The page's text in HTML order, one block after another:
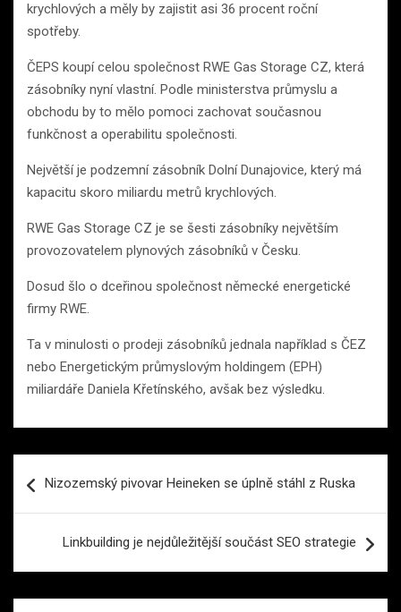
krychlových a měly by zajistit asi 36 procent roční
spotřeby.
ČEPS koupí celou společnost RWE Gas Storage CZ, která
zásobníky nyní vlastní. Podle ministerstva průmyslu a
obchodu by to mělo pomoci zachovat současnou
funkčnost a operabilitu společnosti.
Největší je podzemní zásobník Dolní Dunajovice, který má
kapacitu skoro miliardu metrů krychlových.
RWE Gas Storage CZ je se šesti zásobníky největším
provozovatelem plynových zásobníků v Česku.
Dosud šlo o dceřinou společnost německé energetické
firmy RWE.
Ta v minulosti o prodeji zásobníků jednala například s ČEZ
nebo Energetickým průmyslovým holdingem (EPH)
miliardáře Daniela Křetínského, avšak bez výsledku.
proNizozemský pivovar Heineken se úplně stáhl z Ruska
Linkbuilding je nejdůležitější součást SEO strategie